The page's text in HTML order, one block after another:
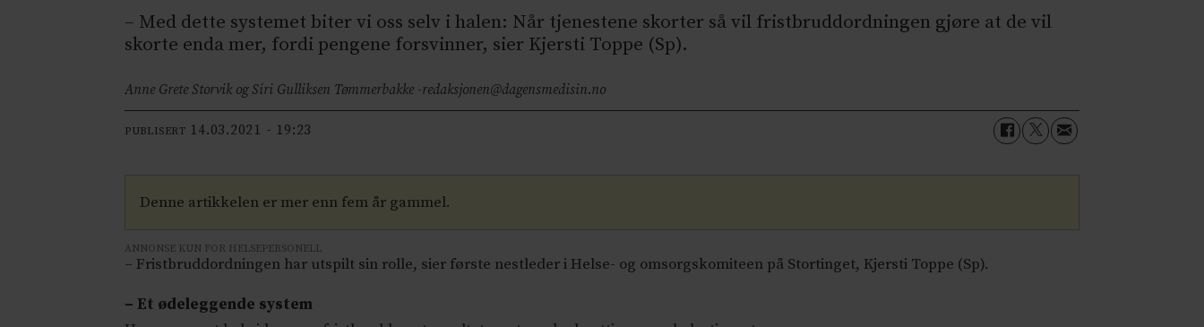
– Med dette systemet biter vi oss selv i halen: Når tjenestene skorter så vil fristbruddordningen gjøre at de vil
skorte enda mer, fordi pengene forsvinner, sier Kjersti Toppe (Sp).
Anne Grete Storvik og Siri Gulliksen Tømmerbakke -redaksjonen@dagensmedisin.no
PUBLISERT 14.03.2021 - 19:23
Denne artikkelen er mer enn fem år gammel.
ANNONSE KUN FOR HELSEPERSONELL
– Fristbruddordningen har utspilt sin rolle, sier første nestleder i Helse- og omsorgskomiteen på Stortinget, Kjersti Toppe (Sp).
– Et ødeleggende system